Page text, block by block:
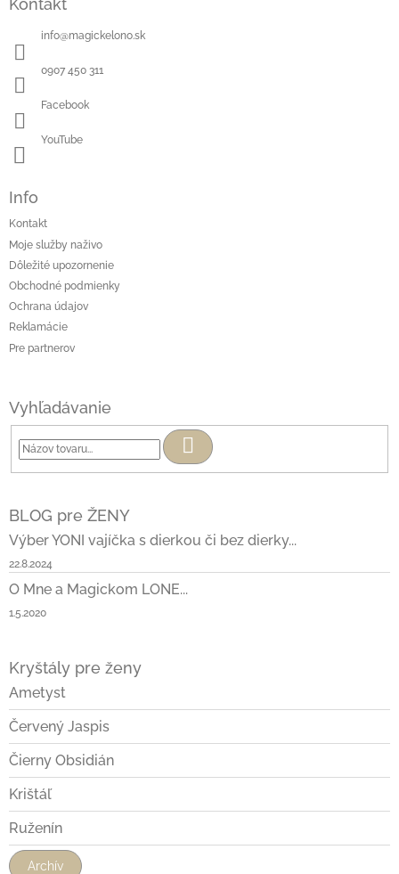
info@magickelono.sk
0907 450 311
Facebook
YouTube
Info
Kontakt
Moje služby naživo
Dôležité upozornenie
Obchodné podmienky
Ochrana údajov
Reklamácie
Pre partnerov
Vyhľadávanie
Hľadať
BLOG pre ŽENY
Výber YONI vajíčka s dierkou či bez dierky...
22.8.2024
O Mne a Magickom LONE...
1.5.2020
Kryštály pre ženy
Ametyst
Červený Jaspis
Čierny Obsidián
Krištáľ
Ruženín
Archív